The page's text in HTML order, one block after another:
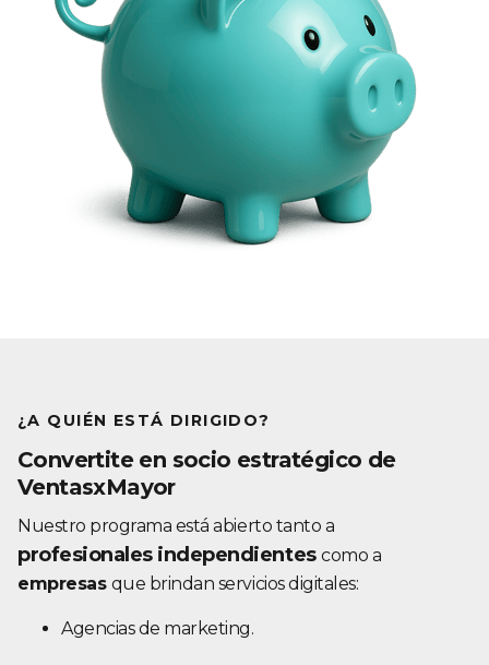
¿A QUIÉN ESTÁ DIRIGIDO?
Convertite en socio estratégico de
VentasxMayor
Nuestro programa está abierto tanto a
profesionales independientescomo a
empresas que brindan servicios digitales:
Agencias de marketing.